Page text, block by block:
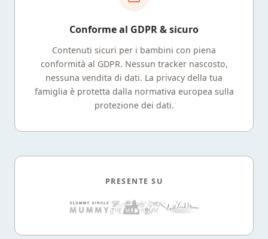
Conforme al GDPR & sicuro
Contenuti sicuri per i bambini con piena
conformità al GDPR. Nessun tracker nascosto,
nessuna vendita di dati. La privacy della tua
famiglia è protetta dalla normativa europea sulla
protezione dei dati.
PRESENTE SU